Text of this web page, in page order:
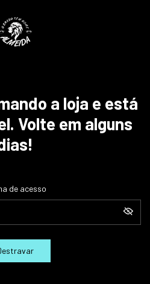
a loja e está
Volte em alguns
de acesso